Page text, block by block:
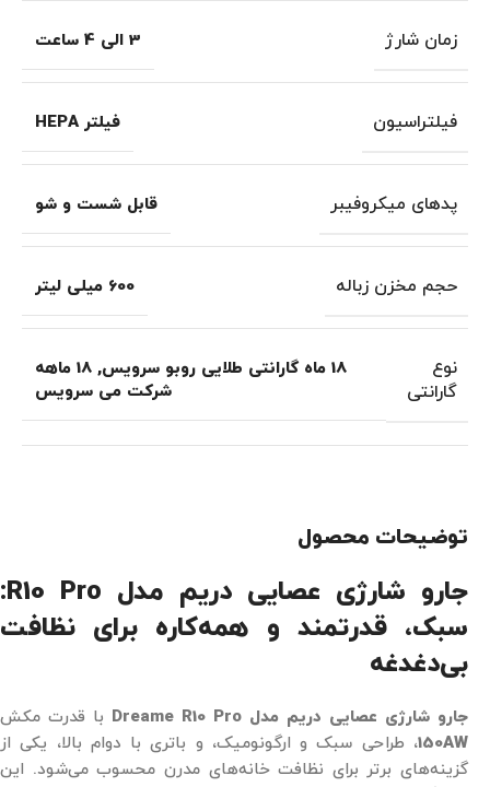
توضیحات محصول
جارو شارژی عصایی دریم مدل R10 Pro:
سبک، قدرتمند و همه‌کاره برای نظافت
بی‌دغدغه
جارو شارژی عصایی دریم مدل Dreame R10 Pro
با قدرت مکش
150AW، طراحی سبک و ارگونومیک، و باتری با دوام بالا، یکی از
گزینه‌های برتر برای نظافت خانه‌های مدرن محسوب می‌شود. این
زمان شارژ 3 الی 4 ساعت
فیلتراسیون فیلتر HEPA
پدهای میکروفیبر قابل شست و شو
حجم مخزن زباله 600 میلی لیتر
نوع
گارانتی
18 ماه گارانتی طلایی روبو سرویس ,
18 ماهه
شرکت می سرویس